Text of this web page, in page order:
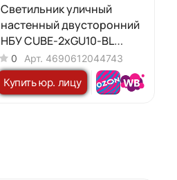
Светильник уличный
настенный двусторонний
НБУ CUBE-2хGU10-BL
алюминиевый черный IP54
IN HOME
0 Арт. 4690612044743
Купить юр. лицу